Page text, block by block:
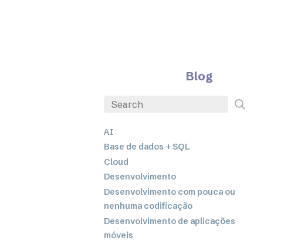
Blog
AI
Base de dados + SQL
Cloud
Desenvolvimento
Desenvolvimento com pouca ou
nenhuma codificação
Desenvolvimento de aplicações
móveis